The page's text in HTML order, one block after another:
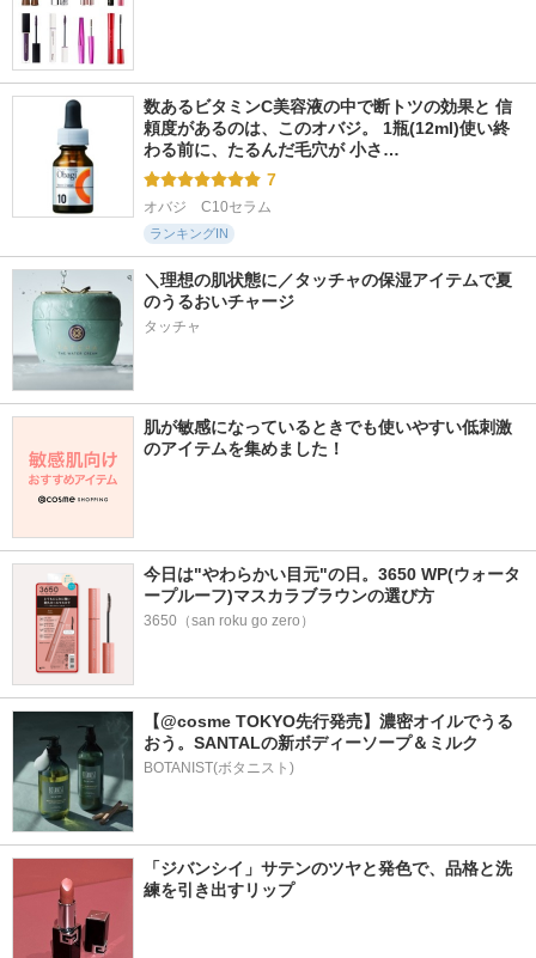
数あるビタミンC美容液の中で断トツの効果と 信
頼度があるのは、このオバジ。 1瓶(12ml)使い終
わる前に、たるんだ毛穴が 小さ…
7
オバジ　C10セラム
ランキングIN
＼理想の肌状態に／タッチャの保湿アイテムで夏
のうるおいチャージ
タッチャ
肌が敏感になっているときでも使いやすい低刺激
のアイテムを集めました！
今日は"やわらかい目元"の日。3650 WP(ウォータ
ープルーフ)マスカラブラウンの選び方
3650（san roku go zero）
【@cosme TOKYO先行発売】濃密オイルでうる
おう。SANTALの新ボディーソープ＆ミルク
BOTANIST(ボタニスト)
「ジバンシイ」サテンのツヤと発色で、品格と洗
練を引き出すリップ